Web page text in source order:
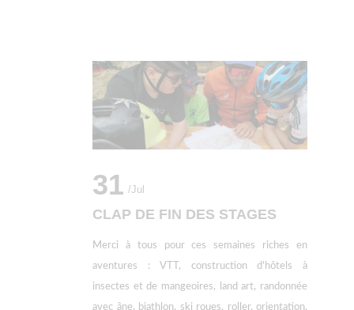
31 /jul
CLAP DE FIN DES STAGES
Merci à tous pour ces semaines riches en
aventures : VTT, construction d'hôtels à
insectes et de mangeoires, land art, randonnée
avec âne, biathlon, ski roues, roller, orientation,